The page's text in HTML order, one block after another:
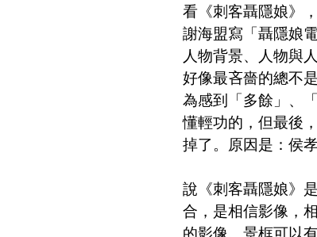
看《刺客聶隱娘》
謝海盟寫「聶隱娘
人物背景、人物與
好像最吝嗇的總不
為感到「多餘」、
懂輕功的，但最後
掉了。原因是：侯
說《刺客聶隱娘》
合，是相信影像，
的影像、景框可以